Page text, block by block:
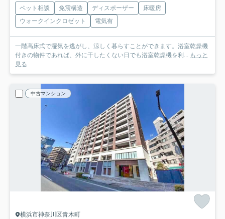
ペット相談 免震構造 ディスポーザー
床暖房
ウォークインクロゼット
電気有
一階高床式で湿気を逃がし、涼しく暮らすことができます。浴室乾燥機
付きの物件であれば、外に干したくない日でも浴室乾燥機を利... もっと
見る
中古マンション
横浜市神奈川区青木町